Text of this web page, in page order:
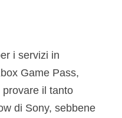
i servizi in
Game Pass,
il tanto
di Sony, sebbene